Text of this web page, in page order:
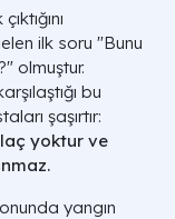
ilk soru "Bunu
olmuştur.
bu
şaşırtır:
yoktur ve
yangın